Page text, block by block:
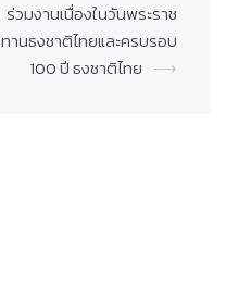
ร่วมงานเนื่องในวันพระราช
ทานธงชาติไทยและครบรอบ
100 ปี ธงชาติไทย ⟶